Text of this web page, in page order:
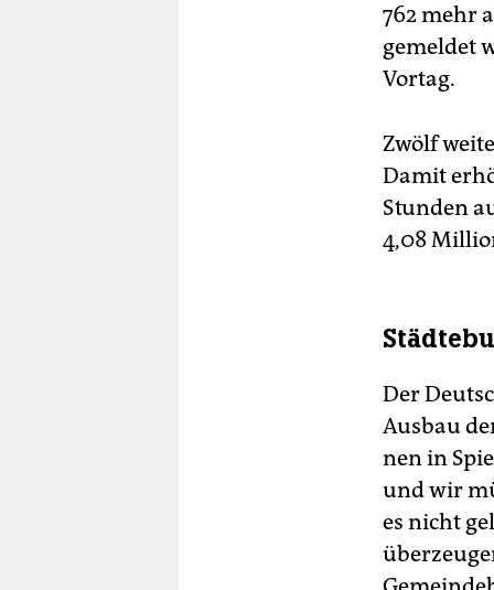
762 mehr
gemeldet
Vortag.
Zwölf
Damit
Stunden
4,08
Der
Ausbau
nen in
und wir
es nicht